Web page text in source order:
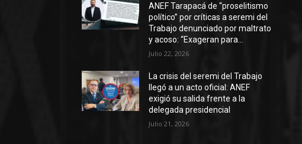
ANEF Tarapacá de “proselitismo
político” por críticas a seremi del
Trabajo denunciado por maltrato
y acoso: “Exageran para...
Julio 22, 2026
La crisis del seremi del Trabajo
llegó a un acto oficial: ANEF
exigió su salida frente a la
delegada presidencial
Julio 21, 2026